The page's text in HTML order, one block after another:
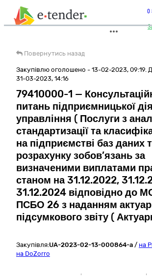
0
Повернутись назад
Закупівлю оголошено - 13-02-2023, 09:19.
31-03-2023, 14:16
79410000-1 —
питань підприємницької
управління ( Послуги з
стандартизації та
на підприємстві баз даних
розрахунку зобов’язань за
визначеними виплатами
станом на 31.12.2022,
31.12.2024 відповідно до
ПСБО 26 з наданням
підсумкового звіту (
Закупівля:UA-2023-02-13-000864-a / на
на DoZorro